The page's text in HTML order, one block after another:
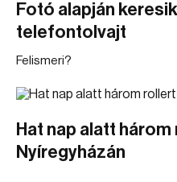
Fotó alapján
telefontolvajt
Felismeri?
Hat nap alatt
Nyíregyházán